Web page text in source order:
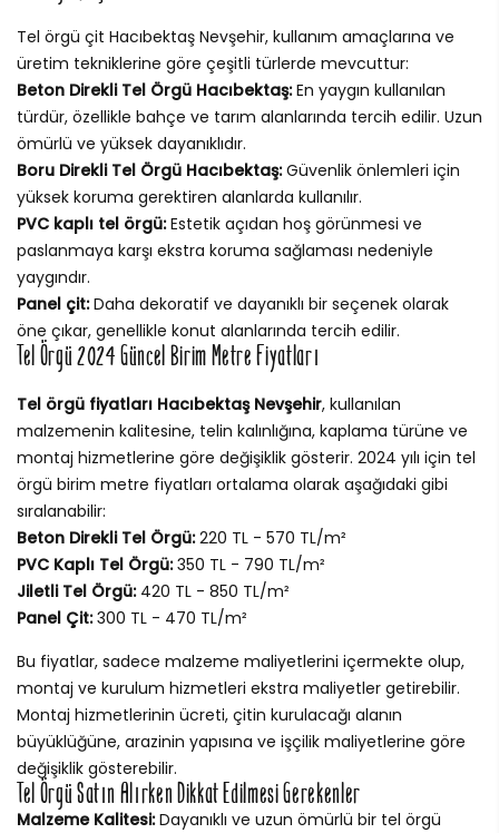
Tel örgü çit Hacıbektaş Nevşehir, kullanım amaçlarına ve
üretim tekniklerine göre çeşitli türlerde mevcuttur:
Beton Direkli Tel Örgü Hacıbektaş:En yaygın kullanılan
türdür, özellikle bahçe ve tarım alanlarında tercih edilir. Uzun
ömürlü ve yüksek dayanıklıdır.
Boru Direkli Tel Örgü Hacıbektaş:Güvenlik önlemleri için
yüksek koruma gerektiren alanlarda kullanılır.
PVC kaplı tel örgü:Estetik açıdan hoş görünmesi ve
paslanmaya karşı ekstra koruma sağlaması nedeniyle
yaygındır.
Panel çit:Daha dekoratif ve dayanıklı bir seçenek olarak
öne çıkar, genellikle konut alanlarında tercih edilir.
Tel Örgü 2024 Güncel Birim Metre Fiyatları
Tel örgü fiyatları Hacıbektaş Nevşehir, kullanılan
malzemenin kalitesine, telin kalınlığına, kaplama türüne ve
montaj hizmetlerine göre değişiklik gösterir. 2024 yılı için tel
örgü birim metre fiyatları ortalama olarak aşağıdaki gibi
sıralanabilir:
Beton Direkli Tel Örgü:220 TL - 570 TL/m²
PVC Kaplı Tel Örgü:350 TL - 790 TL/m²
Jiletli Tel Örgü:420 TL - 850 TL/m²
Panel Çit:300 TL - 470 TL/m²
Bu fiyatlar, sadece malzeme maliyetlerini içermekte olup,
montaj ve kurulum hizmetleri ekstra maliyetler getirebilir.
Montaj hizmetlerinin ücreti, çitin kurulacağı alanın
büyüklüğüne, arazinin yapısına ve işçilik maliyetlerine göre
değişiklik gösterebilir.
Tel Örgü Satın Alırken Dikkat Edilmesi Gerekenler
Malzeme Kalitesi:Dayanıklı ve uzun ömürlü bir tel örgü